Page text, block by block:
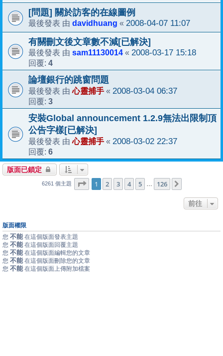
[問題] 關於訪客的在線圖例
最後發表 由 davidhuang « 2008-04-07 11:07
有關刪文後文章數不減[已解決]
最後發表 由 sam11130014 « 2008-03-17 15:18
回覆: 4
論壇銀行的跳窗問題
最後發表 由心靈捕手 « 2008-03-04 06:37
回覆: 3
安裝Global announcement 1.2.9無法出限制頂
公告字樣[已解決]
最後發表 由心靈捕手 « 2008-03-02 22:37
回覆: 6
版面已鎖定
6261 個主題 第1 頁 (共 126 頁)
1 2 3 4 5 126
前往
版面權限
您 不能 在這個版面發表主題
您 不能 在這個版面回覆主題
您 不能 在這個版面編輯您的文章
您 不能 在這個版面刪除您的文章
您 不能 在這個版面上傳附加檔案